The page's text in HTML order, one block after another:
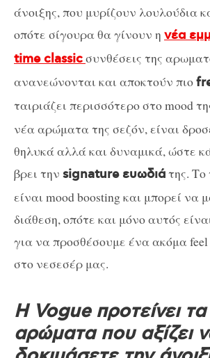
άνοιξης, που μυρίζουν λουλούδια
οπότε σίγουρα θα γίνουν η νέα
time classicσυνθέσεις της
ανανεώνονται και αποκτούν πιο
ταιριάζει περισσότερο στο mood
νέα αρώματα της σεζόν, είναι
θηλυκά αλλά και δυναμικά, ώστε
βρει την signature ευωδιάτης.
είναι mood boosting και μπορεί να
διάθεση, οπότε και μόνο αυτός
για να προσθέσουμε ένα ακόμα feel
στο νεσεσέρ μας.
Η Vogue προτείνει
αρώματα που αξίζει